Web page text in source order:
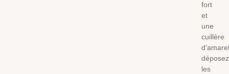
fort
et
une
cuillère
déposez
les